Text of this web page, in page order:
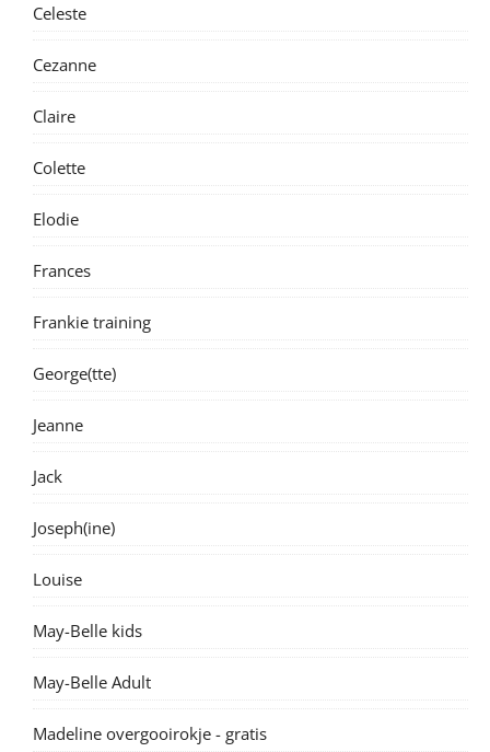
Celeste
Cezanne
Claire
Colette
Elodie
Frances
Frankie training
George(tte)
Jeanne
Jack
Joseph(ine)
Louise
May-Belle kids
May-Belle Adult
Madeline overgooirokje - gratis